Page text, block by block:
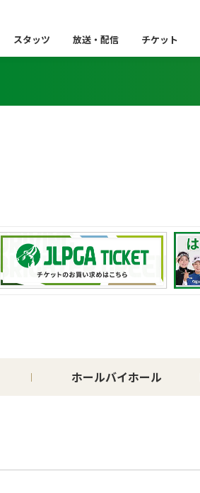
スタッツ 放送・配信 チケット
ホールバイホール